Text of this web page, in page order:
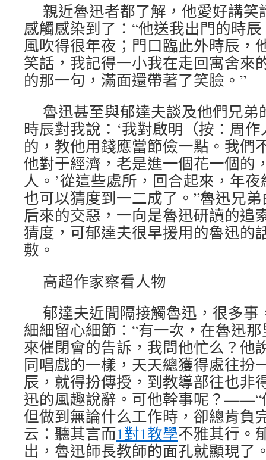
親近魯迅者都了解，他愛好講
感觸感染到了：“他送我出門的時
風吹得很年夜；門口臨此外時辰，
笑話，我記得一小我在走回寓舍來
的那一句，滿面還帶著了笑臉。”
魯迅甚至與郁達夫談及他們兄弟
時辰對我說：‘我對啟明（按：周
的，教他用錢應當節儉一點。我們
他對于經濟，老是進一個花一個的
人。’從這些處所，回合起來，年
也可以猜度到一二成了。”魯迅兄
后來的交惡，一向是魯迅研讀的追
猜度，可郁達夫很早援用的魯迅的
敷。
高超作家察看人物
郁達夫近間隔接觸魯迅，很多
細細留心細節：“有一次，在魯迅
來催閉會的告訴，我問他忙么？他
同唱戲的一樣，天天總獲得處往扮
辰，就得扮傳授，到教導部往也非
迅的風趣說辭。可他幹事呢？——“
但做到無論什么工作時，卻總肯負
云：聽其言而1對1教學不雅其行。
出，魯迅師長教師的面孔就顯現了